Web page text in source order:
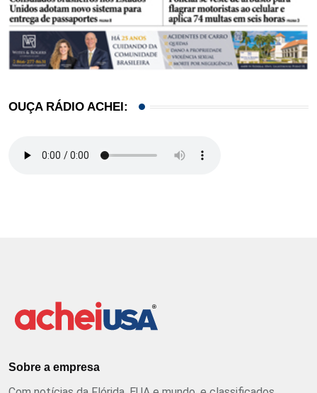
OUÇA RÁDIO ACHEI:
Sobre a empresa